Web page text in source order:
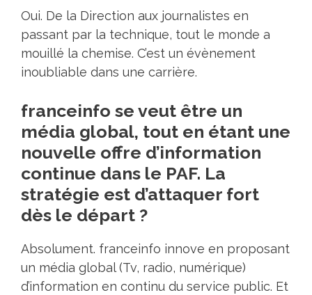
Oui. De la Direction aux journalistes en
passant par la technique, tout le monde a
mouillé la chemise. C’est un évènement
inoubliable dans une carrière.
franceinfo se veut être un
média global, tout en étant une
nouvelle offre d’information
continue dans le PAF. La
stratégie est d’attaquer fort
dès le départ ?
Absolument. franceinfo innove en proposant
un média global (Tv, radio, numérique)
d’information en continu du service public. Et